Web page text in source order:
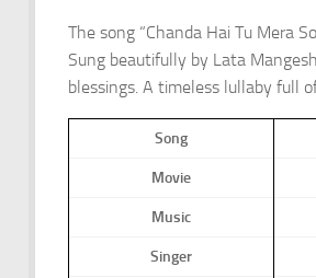
The song “Chanda Hai Tu Mera
Sung beautifully by Lata
blessings. A timeless lullaby full
Song
Movie
Music
Singer